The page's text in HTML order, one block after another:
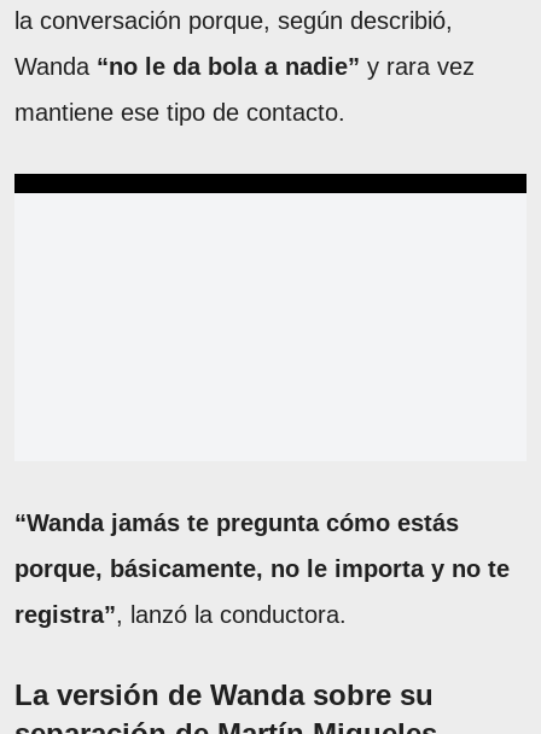
la conversación porque, según describió,
Wanda “no le da bola a nadie” y rara vez
mantiene ese tipo de contacto.
“Wanda jamás te pregunta cómo estás
porque, básicamente, no le importa y no te
registra”, lanzó la conductora.
La versión de Wanda sobre su